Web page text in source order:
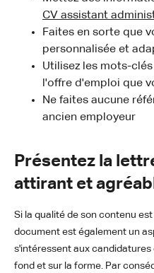
CV assistant
Faites en sorte que
personnalisée et
Utilisez les mots-
l'offre d'emploi que
Ne faites aucune
ancien employeur
Présentez la
attirant et
Si la qualité de son contenu
document est également un
s'intéressent aux
fond et sur la forme. Par